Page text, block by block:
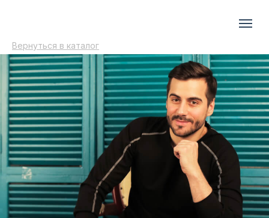
Вернуться в каталог